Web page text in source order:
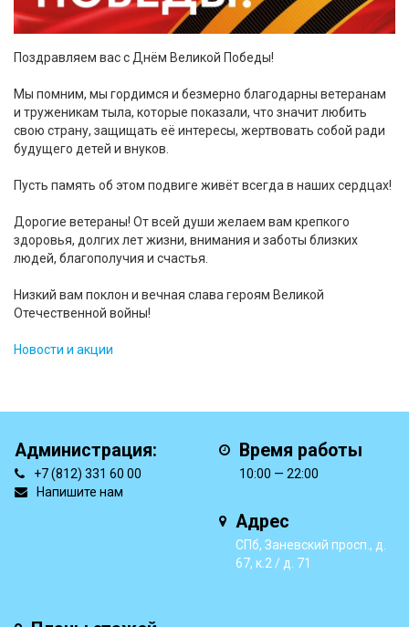
Поздравляем вас с Днём Beликoй Победы!
Мы помним, мы гордимся и безмерно благодарны ветеранам
и труженикам тыла, которые показали, что значит любить
свою страну, защищать её интересы, жертвовать собой ради
будущего детей и внуков.
Пусть память об этом подвиге живёт всегда в наших сердцах!
Дорогие ветераны! От всей души желаем вам крепкого
здоровья, долгих лет жизни, внимания и заботы близких
людей, благополучия и счастья.
Низкий вам поклон и вечная слава героям Великой
Отечественной войны!
Новости и акции
Администрация:
+7 (812) 331 60 00
Напишите нам
Время работы
10:00 — 22:00
Адрес
СПб, Заневский просп., д.
67, к.2 / д. 71